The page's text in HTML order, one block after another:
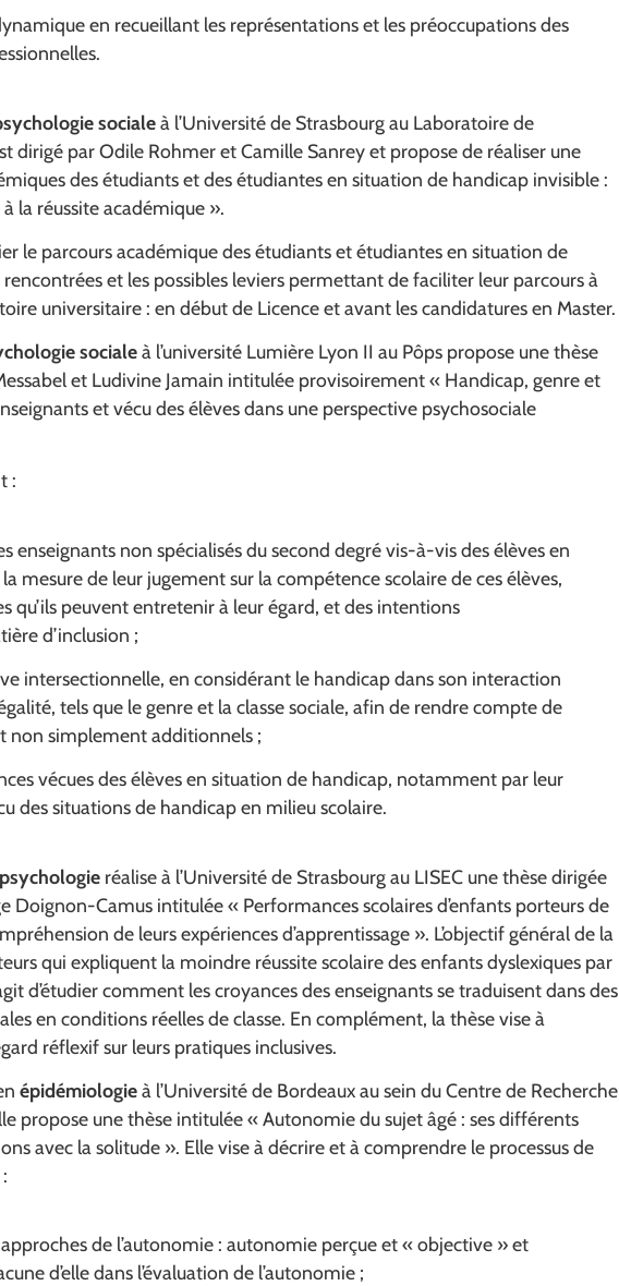
en recueillant les représentations et les préoccupations des
socialeà l’Université de Strasbourg au Laboratoire de
dirigé par Odile Rohmer et Camille Sanrey et propose de réaliser une
des étudiants et des étudiantes en situation de handicap invisible :
la réussite académique ».
le parcours académique des étudiants et étudiantes en situation de
et les possibles leviers permettant de faciliter leur parcours à
universitaire : en début de Licence et avant les candidatures en Master.
socialeà l’université Lumière Lyon II au Pôps propose une thèse
et Ludivine Jamain intitulée provisoirement « Handicap, genre et
et vécu des élèves dans une perspective psychosociale
:
enseignants non spécialisés du second degré vis-à-vis des élèves en
mesure de leur jugement sur la compétence scolaire de ces élèves,
qu’ils peuvent entretenir à leur égard, et des intentions
d’inclusion ;
intersectionnelle, en considérant le handicap dans son interaction
tels que le genre et la classe sociale, afin de rendre compte de
non simplement additionnels ;
vécues des élèves en situation de handicap, notamment par leur
des situations de handicap en milieu scolaire.
psychologie réalise à l’Université de Strasbourg au LISEC une thèse dirigée
Doignon-Camus intitulée « Performances scolaires d’enfants porteurs de
de leurs expériences d’apprentissage ». L’objectif général de la
qui expliquent la moindre réussite scolaire des enfants dyslexiques par
d’étudier comment les croyances des enseignants se traduisent dans des
en conditions réelles de classe. En complément, la thèse vise à
réflexif sur leurs pratiques inclusives.
épidémiologieà l’Université de Bordeaux au sein du Centre de Recherche
propose une thèse intitulée « Autonomie du sujet âgé : ses différents
avec la solitude ». Elle vise à décrire et à comprendre le processus de
de l’autonomie : autonomie perçue et « objective » et
d’elle dans l’évaluation de l’autonomie ;